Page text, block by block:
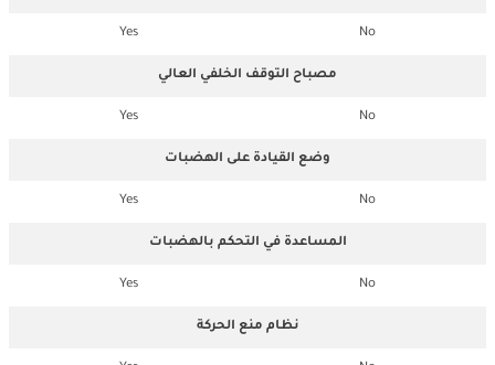
No
Yes
مصباح التوقف الخلفي العالي
No
Yes
وضع القيادة على الهضبات
No
Yes
المساعدة في التحكم بالهضبات
No
Yes
نظام منع الحركة